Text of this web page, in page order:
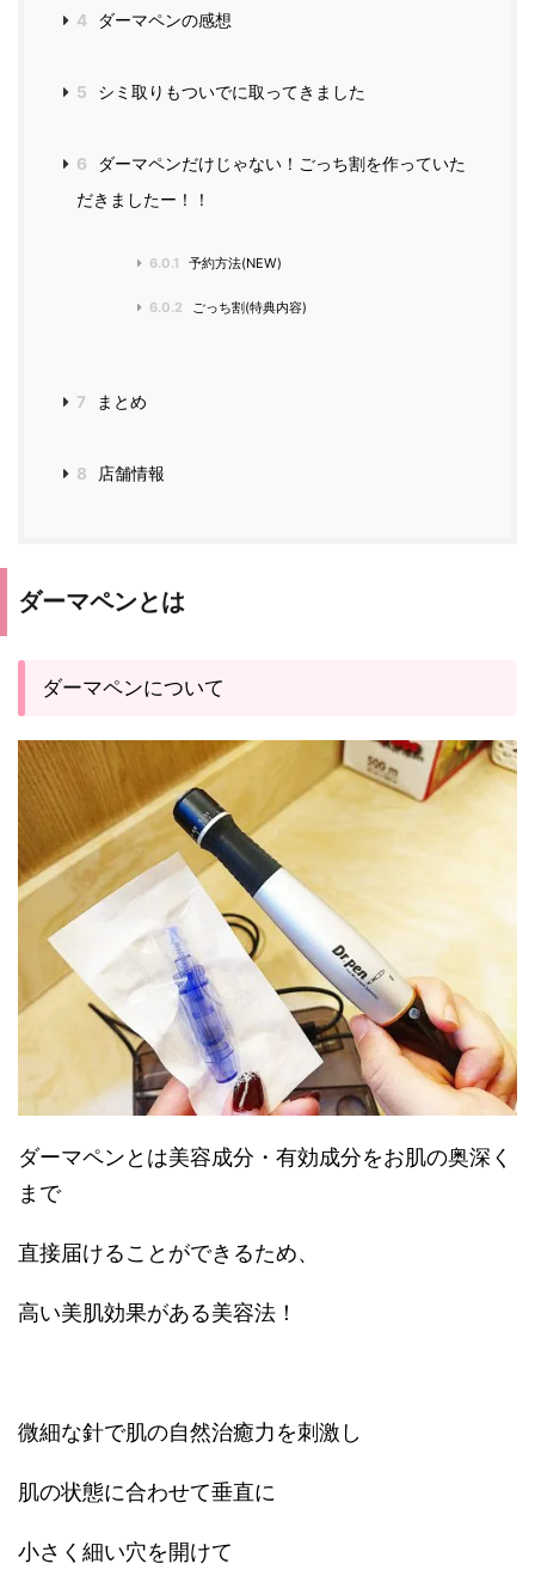
4 ダーマペンの感想
5 シミ取りもついでに取ってきました
6
ダーマペンだけじゃない！ごっち割を作っていた
だきましたー！！
6.0.1 予約方法(NEW)
6.0.2 ごっち割(特典内容)
7 まとめ
8 店舗情報
ダーマペンとは
ダーマペンについて
ダーマペンとは美容成分・有効成分をお肌の奥深く
まで
直接届けることができるため、
高い美肌効果がある美容法！
微細な針で肌の自然治癒力を刺激し
肌の状態に合わせて垂直に
小さく細い穴を開けて